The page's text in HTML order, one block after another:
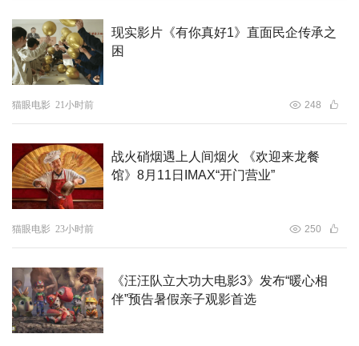
现实影片《有你真好1》直面民企传承之
困
猫眼电影 21小时前 248
战火硝烟遇上人间烟火 《欢迎来龙餐
馆》8月11日IMAX“开门营业”
猫眼电影 23小时前 250
《汪汪队立大功大电影3》发布“暖心相
伴”预告暑假亲子观影首选